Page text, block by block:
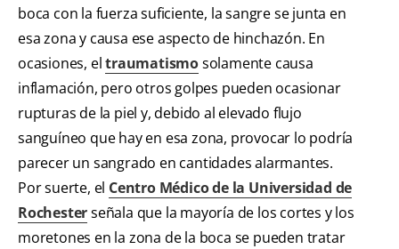
boca con la fuerza suficiente, la sangre se junta en
esa zona y causa ese aspecto de hinchazón. En
ocasiones, eltraumatismosolamente causa
inflamación, pero otros golpes pueden ocasionar
rupturas de la piel y, debido al elevado flujo
sanguíneo que hay en esa zona, provocar lo podría
parecer un sangrado en cantidades alarmantes.
Por suerte, el Centro Médico de la Universidad de
Rochesterseñala que la mayoría de los cortes y los
moretones en la zona de la boca se pueden tratar